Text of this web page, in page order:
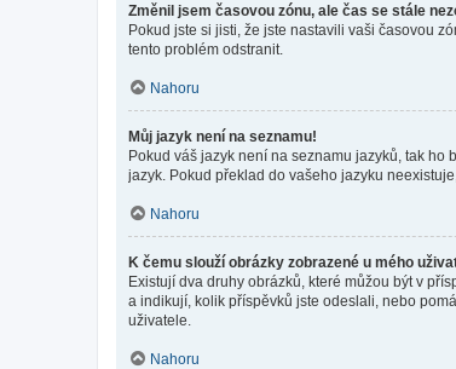
Změnil jsem časovou zónu, ale čas se stále
Pokud jste si jisti, že jste nastavili vaši časovou
tento problém odstranit.
Nahoru
Můj jazyk není na seznamu!
Pokud váš jazyk není na seznamu jazyků, tak
jazyk. Pokud překlad do vašeho jazyku
Nahoru
K čemu slouží obrázky zobrazené u mého
Existují dva druhy obrázků, které můžou být v
a indikují, kolik příspěvků jste odeslali, nebo
uživatele.
Nahoru